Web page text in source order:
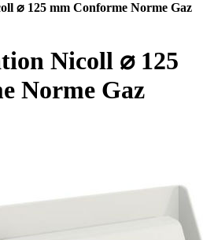
⌀ 125 mm Conforme Norme Gaz
Nicoll ⌀ 125
Norme Gaz